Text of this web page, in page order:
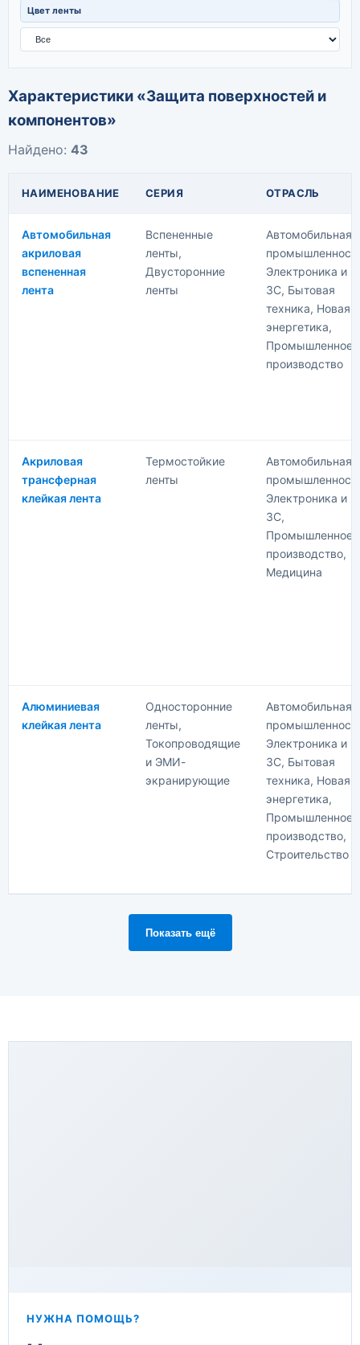
Цвет ленты
Характеристики «Защита поверхностей и
компонентов»
Найдено: 43
НАИМЕНОВАНИЕ СЕРИЯ ОТРАСЛЬ
Автомобильная
акриловая
вспененная
лента
Вспененные
ленты,
Двусторонние
ленты
Автомобильная
Электроника и
3C, Бытовая
техника, Новая
энергетика,
Промышленное
производство
Акриловая
трансферная
клейкая лента
Термостойкие
ленты
Автомобильная
Электроника и
3C,
Промышленное
производство,
Медицина
Алюминиевая
клейкая лента
Односторонние
ленты,
Токопроводящие
и ЭМИ-
экранирующие
Автомобильная
Электроника и
3C, Бытовая
техника, Новая
энергетика,
Промышленное
производство,
Строительство
Показать ещё
НУЖНА ПОМОЩЬ?